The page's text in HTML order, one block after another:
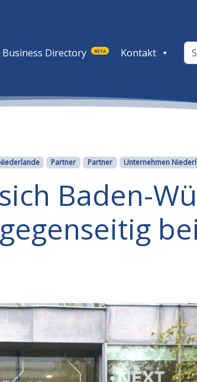
Business Directory BETA Kontakt
Partner Partner Unternehmen
Baden-
bei